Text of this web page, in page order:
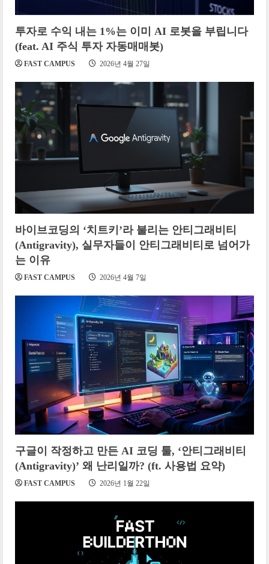
투자로 수익 내는 1%는 이미 AI 로봇을 부립니다
(feat. AI 주식 투자 자동매매봇)
FAST CAMPUS 2026년 4월 27일
바이브코딩의 ‘치트키’라 불리는 안티그래비티
(Antigravity), 실무자들이 안티그래비티로 넘어가
는 이유
FAST CAMPUS 2026년 4월 7일
구글이 작정하고 만든 AI 코딩 툴, ‘안티그래비티
(Antigravity)’ 왜 난리일까? (ft. 사용법 요약)
FAST CAMPUS 2026년 1월 22일